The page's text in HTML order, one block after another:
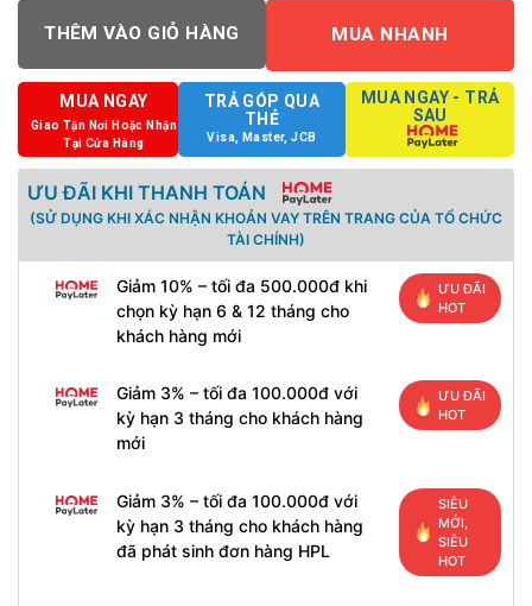
THÊM VÀO GIỎ HÀNG MUA NHANH
MUA NGAY
Giao Tận Nơi Hoặc Nhận
Tại Cửa Hàng
TRẢ GÓP QUA
THẺ
Visa, Master, JCB
MUA NGAY - TRẢ
SAU
ƯU ĐÃI KHI THANH TOÁN
(SỬ DỤNG KHI XÁC NHẬN KHOẢN VAY TRÊN TRANG CỦA TỔ CHỨC
TÀI CHÍNH)
Giảm 10% – tối đa 500.000đ khi
chọn kỳ hạn 6 & 12 tháng cho
khách hàng mới
ƯU ĐÃI
HOT
Giảm 3% – tối đa 100.000đ với
kỳ hạn 3 tháng cho khách hàng
mới
ƯU ĐÃI
HOT
Giảm 3% – tối đa 100.000đ với
kỳ hạn 3 tháng cho khách hàng
đã phát sinh đơn hàng HPL
SIÊU
MỚI,
SIÊU
HOT